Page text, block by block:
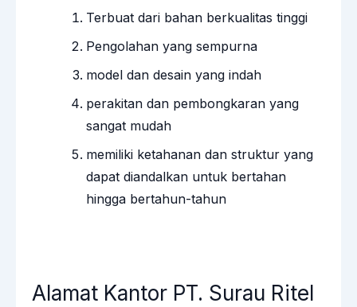
Terbuat dari bahan berkualitas tinggi
Pengolahan yang sempurna
model dan desain yang indah
perakitan dan pembongkaran yang
sangat mudah
memiliki ketahanan dan struktur yang
dapat diandalkan untuk bertahan
hingga bertahun-tahun
Alamat Kantor PT. Surau Ritel